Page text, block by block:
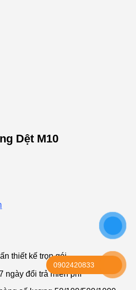
Dệt M10
thiết kế trọn gói
ngày đổi trả miễn phí
0902420833